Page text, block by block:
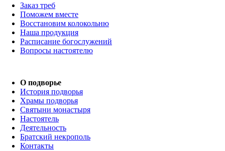
Заказ треб
Поможем вместе
Восстановим колокольню
Наша продукция
Расписание богослужений
Вопросы настоятелю
О подворье
История подворья
Храмы подворья
Святыни монастыря
Настоятель
Деятельность
Братский некрополь
Контакты